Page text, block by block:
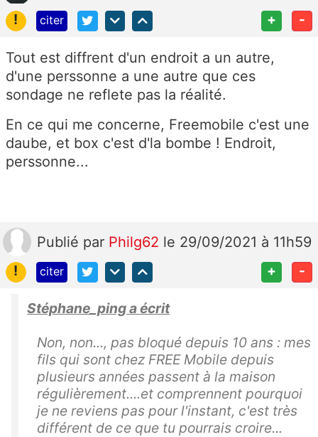
!
citer + -
Tout est diffrent d'un endroit a un autre,
d'une perssonne a une autre que ces
sondage ne reflete pas la réalité.
En ce qui me concerne, Freemobile c'est une
daube, et box c'est d'la bombe ! Endroit,
perssonne...
Publié par Philg62 le 29/09/2021 à 11h59
!
citer + -
Stéphane_ping a écrit
Non, non..., pas bloqué depuis 10 ans : mes
fils qui sont chez FREE Mobile depuis
plusieurs années passent à la maison
régulièrement....et comprennent pourquoi
je ne reviens pas pour l'instant, c'est très
différent de ce que tu pourrais croire...